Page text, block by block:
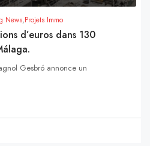
News,Projets Immo
d’euros dans 130
Gesbró annonce un